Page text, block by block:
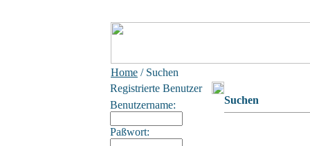
Home / Suchen
Registrierte Benutzer
Benutzername:
Paßwort:
Suchen